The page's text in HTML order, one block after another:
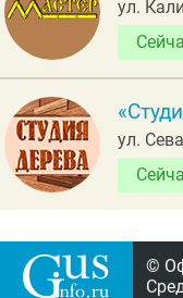
ул.
ул.
©